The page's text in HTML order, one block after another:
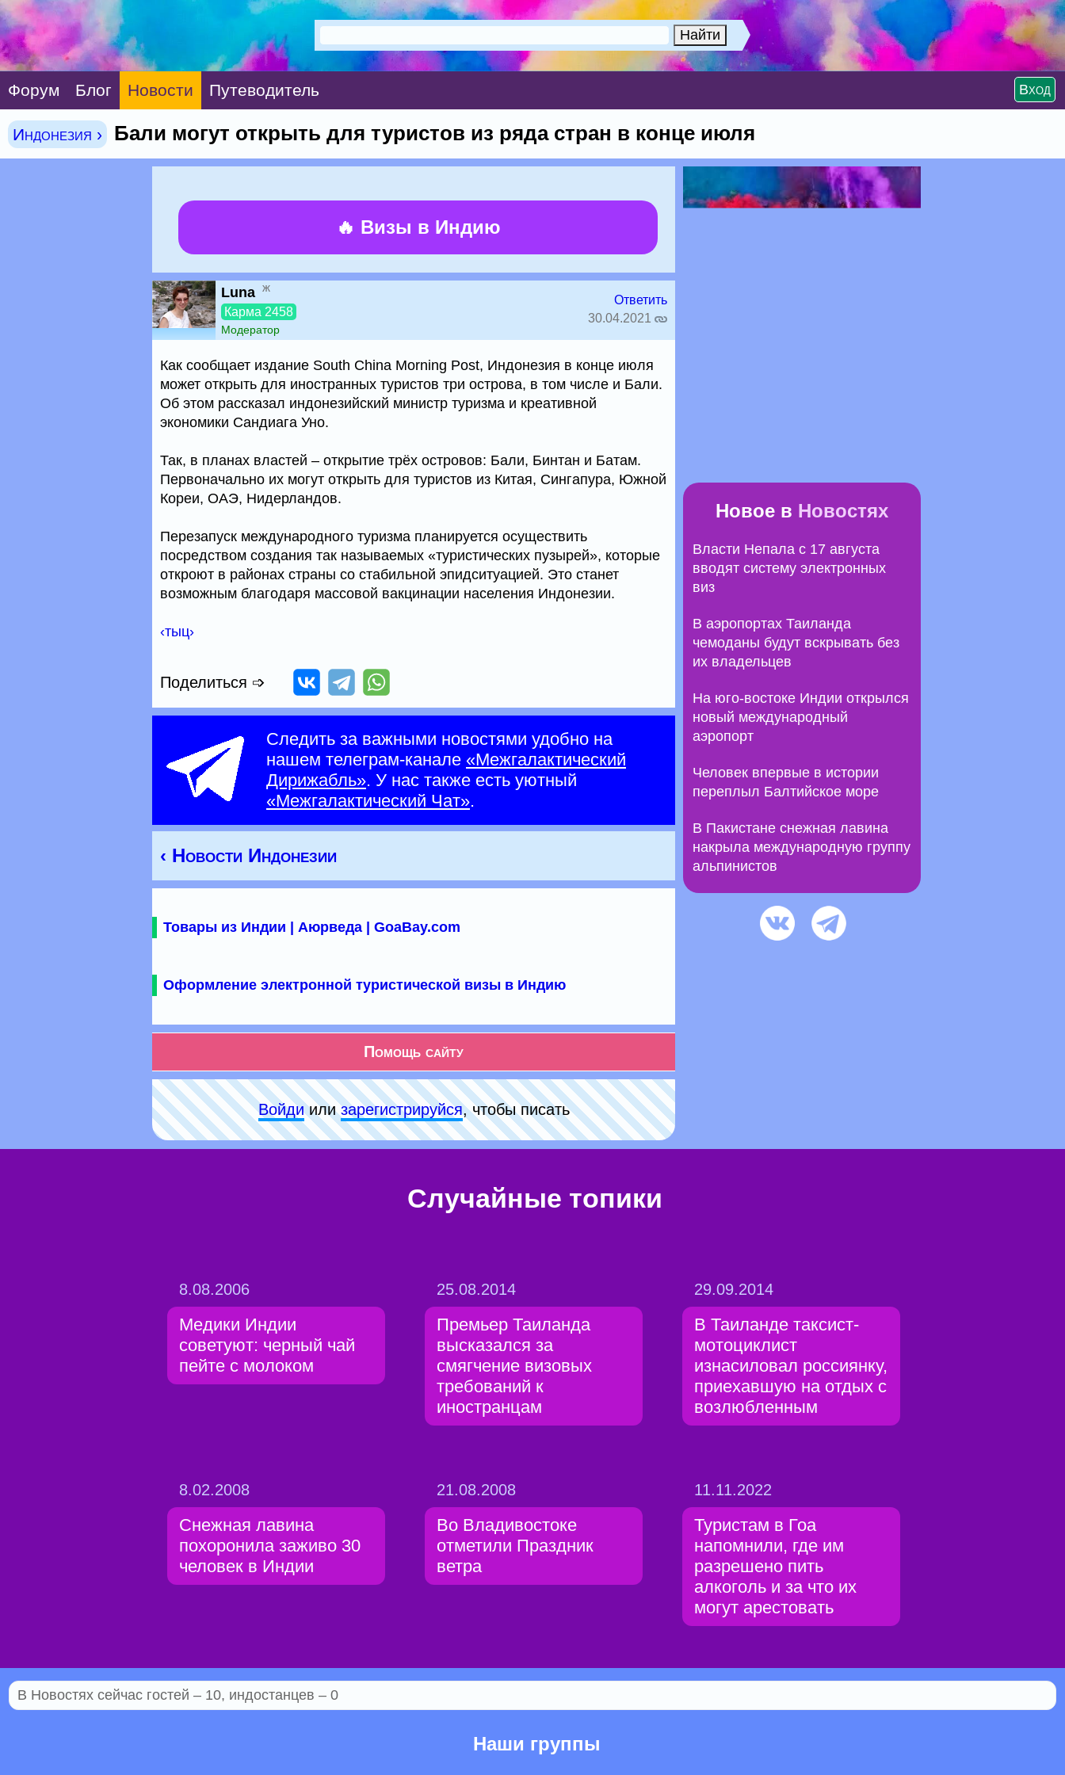
Форум Блог Новости Путеводитель Вход
Индонезия › Бали могут открыть для туристов из ряда стран в конце июля
🔥 Визы в Индию
Luna ж
Карма 2458
Модератор
Ответить
30.04.2021
Как сообщает издание South China Morning Post, Индонезия в конце июля
может открыть для иностранных туристов три острова, в том числе и Бали.
Об этом рассказал индонезийский министр туризма и креативной
экономики Сандиага Уно.
Так, в планах властей – открытие трёх островов: Бали, Бинтан и Батам.
Первоначально их могут открыть для туристов из Китая, Сингапура, Южной
Кореи, ОАЭ, Нидерландов.
Перезапуск международного туризма планируется осуществить
посредством создания так называемых «туристических пузырей», которые
откроют в районах страны со стабильной эпидситуацией. Это станет
возможным благодаря массовой вакцинации населения Индонезии.
‹тыц›
Поделиться ➩
Следить за важными новостями удобно на
нашем телеграм-канале «Межгалактический
Дирижабль». У нас также есть уютный
«Межгалактический Чат».
‹ Новости Индонезии
Товары из Индии | Аюрведа | GoaBay.com
Оформление электронной туристической визы в Индию
Помощь сайту
Войдиилизарeгиcтpируйся, чтобы писать
Новое в Новостях
Власти Непала с 17 августа
вводят систему электронных
виз
В аэропортах Таиланда
чемоданы будут вскрывать без
их владельцев
На юго-востоке Индии открылся
новый международный
аэропорт
Человек впервые в истории
переплыл Балтийское море
В Пакистане снежная лавина
накрыла международную группу
альпинистов
Случайные топики
8.08.2006
Медики Индии
советуют: черный чай
пейте с молоком
25.08.2014
Премьер Таиланда
высказался за
смягчение визовых
требований к
иностранцам
29.09.2014
В Таиланде таксист-
мотоциклист
изнасиловал россиянку,
приехавшую на отдых с
возлюбленным
8.02.2008
Снежная лавина
похоронила заживо 30
человек в Индии
21.08.2008
Во Владивостоке
отметили Праздник
ветра
11.11.2022
Туристам в Гоа
напомнили, где им
разрешено пить
алкоголь и за что их
могут арестовать
В Новостях сейчас гостей – 10, индостанцев – 0
Наши группы